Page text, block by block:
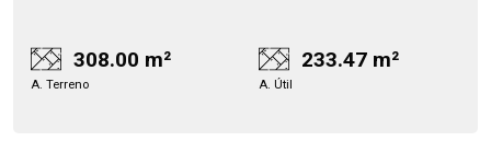
308.00 m²
A. Terreno
233.47 m²
A. Útil